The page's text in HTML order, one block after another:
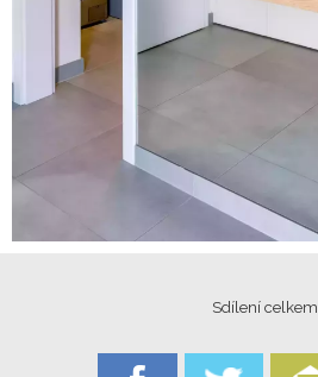
Sdílení celkem